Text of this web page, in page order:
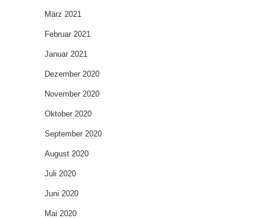
März 2021
Februar 2021
Januar 2021
Dezember 2020
November 2020
Oktober 2020
September 2020
August 2020
Juli 2020
Juni 2020
Mai 2020